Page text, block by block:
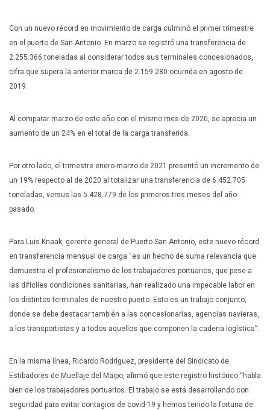
Con un nuevo récord en movimiento de carga culminó el primer trimestre
en el puerto de San Antonio. En marzo se registró una transferencia de
2.255.366 toneladas al considerar todos sus terminales concesionados,
cifra que supera la anterior marca de 2.159.280 ocurrida en agosto de
2019.
Al comparar marzo de este año con el mismo mes de 2020, se aprecia un
aumento de un 24% en el total de la carga transferida.
Por otro lado, el trimestre enero-marzo de 2021 presentó un incremento de
un 19% respecto al de 2020 al totalizar una transferencia de 6.452.705
toneladas, versus las 5.428.779 de los primeros tres meses del año
pasado.
Para Luis Knaak, gerente general de Puerto San Antonio, este nuevo récord
en transferencia mensual de carga “es un hecho de suma relevancia que
demuestra el profesionalismo de los trabajadores portuarios, que pese a
las difíciles condiciones sanitarias, han realizado una impecable labor en
los distintos terminales de nuestro puerto. Esto es un trabajo conjunto,
donde se debe destacar también a las concesionarias, agencias navieras,
a los transportistas y a todos aquellos que componen la cadena logística”.
En la misma línea, Ricardo Rodríguez, presidente del Sindicato de
Estibadores de Muellaje del Maipo, afirmó que este registro histórico “habla
bien de los trabajadores portuarios. El trabajo se está desarrollando con
seguridad para evitar contagios de covid-19 y hemos tenido la fortuna de